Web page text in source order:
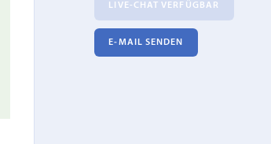
LIVE-CHAT VERFÜGBAR
E‑MAIL SENDEN